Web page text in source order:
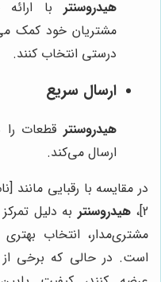
هیدروسنتر با
مشتریان خود کمک
درستی انتخاب کنند.
ارسال سریع
هیدروسنتر قطعات
ارسال می‌کند.
2]،
هیدروسنتر به دلیل
مشتری‌مدار، انتخاب
است. در حالی که برخی از